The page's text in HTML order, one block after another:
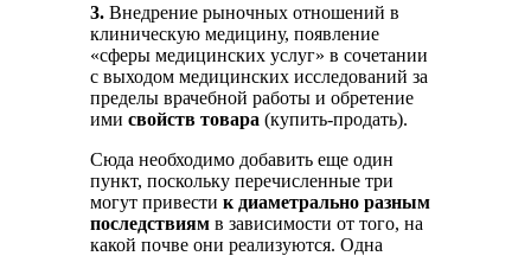
3. Внедрение рыночных отношений в
клиническую медицину, появление
«сферы медицинских услуг» в сочетании
с выходом медицинских исследований за
пределы врачебной работы и обретение
имисвойств товара (купить-продать).
Сюда необходимо добавить еще один
пункт, поскольку перечисленные три
могут привестик диаметрально разным
последствиям в зависимости от того, на
какой почве они реализуются. Одна